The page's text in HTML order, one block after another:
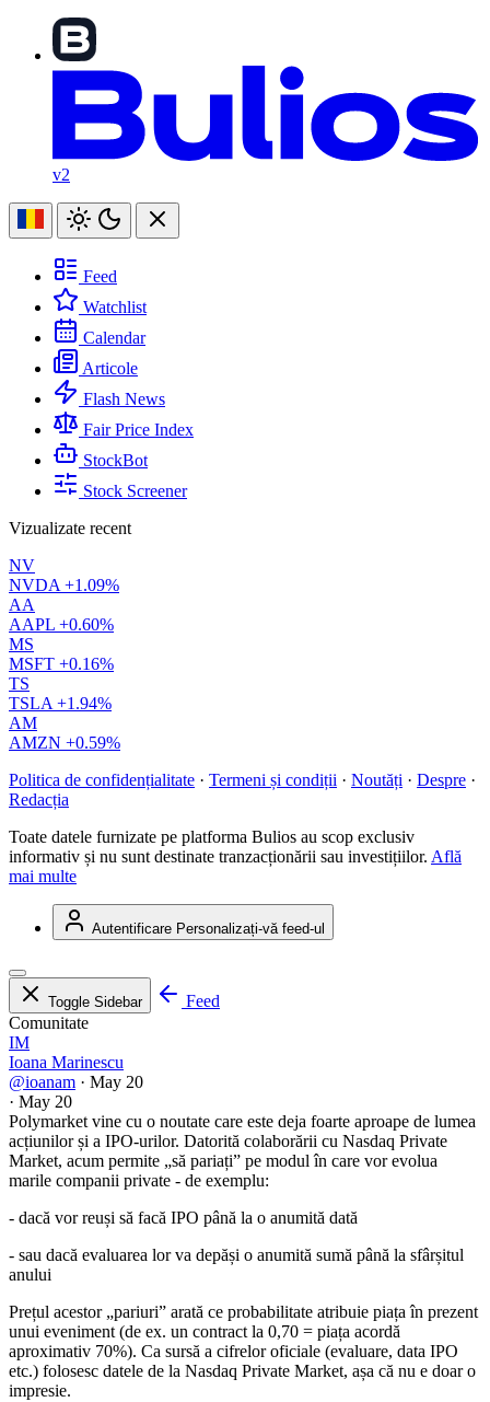
v2
Feed
Watchlist
Calendar
Articole
Flash News
Fair Price Index
StockBot
Stock Screener
Vizualizate recent
NV
NVDA +1.09%
AA
AAPL +0.60%
MS
MSFT +0.16%
TS
TSLA +1.94%
AM
AMZN +0.59%
Politica de confidențialitate · Termeni și condiții · Noutăți · Despre ·
Redacția
Toate datele furnizate pe platforma Bulios au scop exclusiv
informativ și nu sunt destinate tranzacționării sau investițiilor. Află
mai multe
Autentificare Personalizați-vă feed-ul
Toggle Sidebar
Feed
Comunitate
IM
Ioana Marinescu
@ioanam · May 20
· May 20
Polymarket vine cu o noutate care este deja foarte aproape de lumea
acțiunilor și a IPO-urilor. Datorită colaborării cu Nasdaq Private
Market, acum permite „să pariați” pe modul în care vor evolua
marile companii private - de exemplu:
- dacă vor reuși să facă IPO până la o anumită dată
- sau dacă evaluarea lor va depăși o anumită sumă până la sfârșitul
anului
Prețul acestor „pariuri” arată ce probabilitate atribuie piața în prezent
unui eveniment (de ex. un contract la 0,70 = piața acordă
aproximativ 70%). Ca sursă a cifrelor oficiale (evaluare, data IPO
etc.) folosesc datele de la Nasdaq Private Market, așa că nu e doar o
impresie.